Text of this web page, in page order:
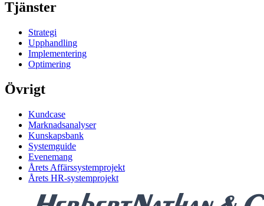
Tjänster
Strategi
Upphandling
Implementering
Optimering
Övrigt
Kundcase
Marknadsanalyser
Kunskapsbank
Systemguide
Evenemang
Årets Affärssystemprojekt
Årets HR-systemprojekt